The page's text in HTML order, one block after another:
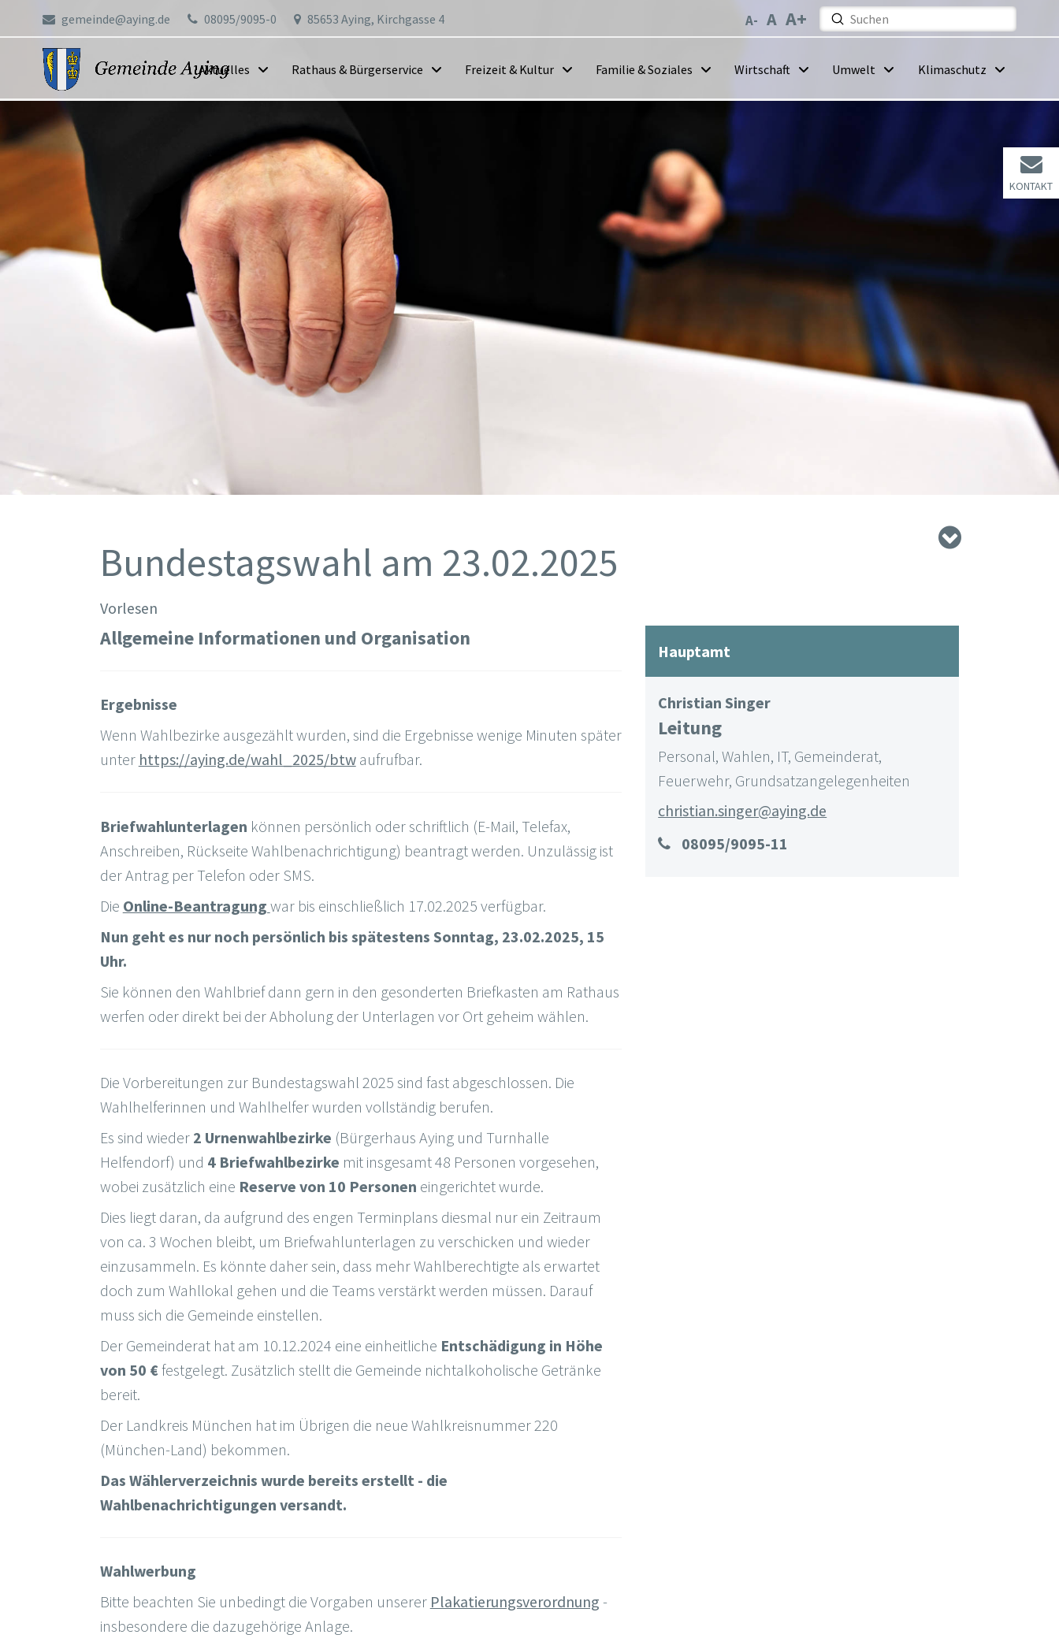
KONTAKT
gemeinde@aying.de 08095/9095-0 85653 Aying, Kirchgasse 4
Search
Submit
Aktuelles Rathaus & Bürgerservice Freizeit & Kultur Familie & Soziales Wirtschaft Umwelt Klimaschutz
Bundestagswahl am 23.02.2025
Vorlesen
Allgemeine Informationen und Organisation
Ergebnisse
Wenn Wahlbezirke ausgezählt wurden, sind die Ergebnisse wenige Minuten später
unter https://aying.de/wahl_2025/btwaufrufbar.
Briefwahlunterlagen können persönlich oder schriftlich (E-Mail, Telefax,
Anschreiben, Rückseite Wahlbenachrichtigung) beantragt werden. Unzulässig ist
der Antrag per Telefon oder SMS.
Die Online-Beantragung war bis einschließlich 17.02.2025 verfügbar.
Nun geht es nur noch persönlich bis spätestens Sonntag, 23.02.2025, 15
Uhr.
Sie können den Wahlbrief dann gern in den gesonderten Briefkasten am Rathaus
werfen oder direkt bei der Abholung der Unterlagen vor Ort geheim wählen.
Die Vorbereitungen zur Bundestagswahl 2025 sind fast abgeschlossen. Die
Wahlhelferinnen und Wahlhelfer wurden vollständig berufen.
Es sind wieder 2 Urnenwahlbezirke (Bürgerhaus Aying und Turnhalle
Helfendorf) und 4 Briefwahlbezirke mit insgesamt 48 Personen vorgesehen,
wobei zusätzlich eine Reserve von 10 Personen eingerichtet wurde.
Dies liegt daran, da aufgrund des engen Terminplans diesmal nur ein Zeitraum
von ca. 3 Wochen bleibt, um Briefwahlunterlagen zu verschicken und wieder
einzusammeln. Es könnte daher sein, dass mehr Wahlberechtigte als erwartet
doch zum Wahllokal gehen und die Teams verstärkt werden müssen. Darauf
muss sich die Gemeinde einstellen.
Der Gemeinderat hat am 10.12.2024 eine einheitliche Entschädigung in Höhe
von 50 €festgelegt. Zusätzlich stellt die Gemeinde nichtalkoholische Getränke
bereit.
Der Landkreis München hat im Übrigen die neue Wahlkreisnummer 220
(München-Land) bekommen.
Das Wählerverzeichnis wurde bereits erstellt - die
Wahlbenachrichtigungen versandt.
Wahlwerbung
Bitte beachten Sie unbedingt die Vorgaben unserer Plakatierungsverordnung -
insbesondere die dazugehörige Anlage.
Hauptamt
Christian Singer
Leitung
Personal, Wahlen, IT, Gemeinderat,
Feuerwehr, Grundsatzangelegenheiten
christian.singer@aying.de
08095/9095-11